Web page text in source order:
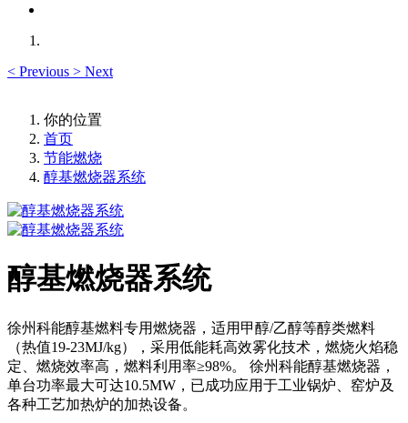
< Previous > Next
你的位置
首页
节能燃烧
醇基燃烧器系统
醇基燃烧器系统
徐州科能醇基燃料专用燃烧器，适用甲醇/乙醇等醇类燃料
（热值19-23MJ/kg），采用低能耗高效雾化技术，燃烧火焰稳
定、燃烧效率高，燃料利用率≥98%。 徐州科能醇基燃烧器，
单台功率最大可达10.5MW，已成功应用于工业锅炉、窑炉及
各种工艺加热炉的加热设备。